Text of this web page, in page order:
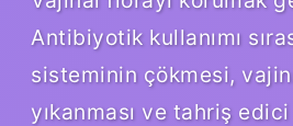
Antibiyotik kullanımı
sisteminin çökmesi,
yıkanması ve tahriş